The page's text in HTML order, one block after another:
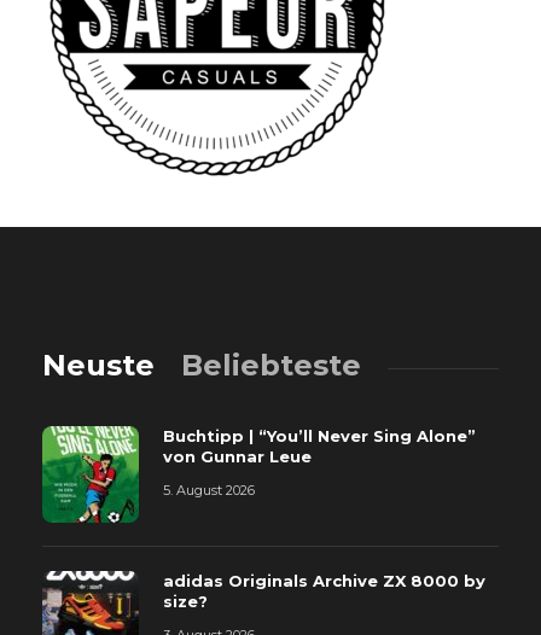
Neuste Beliebteste
Buchtipp | “You’ll Never Sing Alone”
von Gunnar Leue
5. August 2026
adidas Originals Archive ZX 8000 by
size?